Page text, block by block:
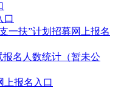
口
一扶”计划招募网上报名
报名人数统计（暂未公
上报名入口